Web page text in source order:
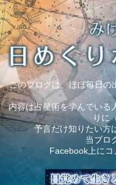
このブログは、ほぼ毎日の
内容は占星術を学んでいる
りに
予言だけ知りたい方
当ブロ
Facebook上にコ